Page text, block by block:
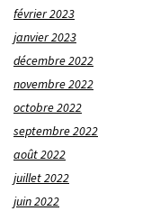
février 2023
janvier 2023
décembre 2022
novembre 2022
octobre 2022
septembre 2022
août 2022
juillet 2022
juin 2022